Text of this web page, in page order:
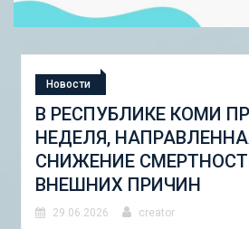
Новости
СТУДЕНЧЕСКАЯ
«ШКОЛА ГОРОДСКИХ
ГОРОДСКОЙ НАБОР
И ПИЛОТНЫЕ ПРОЕКТЫ
АСТРАХАНИ»